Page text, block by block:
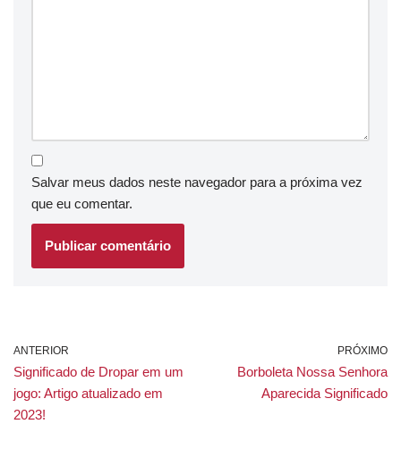
Salvar meus dados neste navegador para a próxima vez
que eu comentar.
ANTERIOR
Significado de Dropar em um
jogo: Artigo atualizado em
2023!
PRÓXIMO
Borboleta Nossa Senhora
Aparecida Significado